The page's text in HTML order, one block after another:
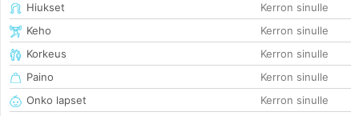
Hiukset
Kerron sinulle
Keho
Kerron sinulle
Korkeus
Kerron sinulle
Paino
Kerron sinulle
Onko lapset
Kerron sinulle